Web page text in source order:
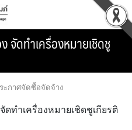
จัดทำเครื่องหมายเชิดชู
ะกาศจัดซื้อจัดจ้าง
ทำเครื่องหมายเชิดชูเกียรติ